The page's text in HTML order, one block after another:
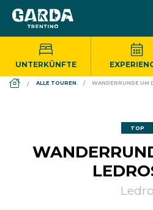
UNTERKÜNFTE
DS_BREADCRUMB.HOME
ALLE TOUREN WANDERRUNDE UM
TOP
Ledro